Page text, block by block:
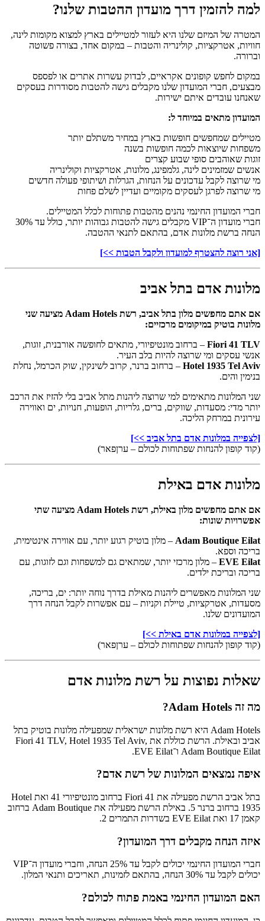
למה להזמין דרך מועדון ההטבות שלנו?
המטרה של המיזם שלנו היא לעזור למטיילים בארץ למצוא מקומות לינה,
חוויות, אטרקציות, קולינריה והטבות – במקום אחד, בצורה פשוטה
וברורה.
במקום לחפש קופונים אקראיים, לבדוק עשרות אתרים או לפספס
מבצעים, חברי המועדון שלנו מקבלים גישה להטבות מסודרות בעסקים
שאנחנו עובדים איתם ישירות.
המועדון מתאים במיוחד ל:
מטיילים שמחפשים חופשות בארץ במחיר משתלם יותר
משפחות שיוצאות לכמה חופשות בשנה
זוגות שאוהבים סופי שבוע קצרים
אנשים שמזמינים לינה, גלמפינג, מלונות, אטרקציות וקולינריה
מי שרוצה לקבל עדכונים על הנחות, הגרלות ושיתופי פעולה חדשים
מי שרוצה לפרגן לעסקים מקומיים ועדיין לשלם פחות
חברי המועדון החינמי נהנים מהטבות פתוחות לכלל המטיילים.
חברי מועדון ה־VIP מקבלים גישה להטבות גבוהות יותר, כולל עד 30%
הנחה ברשת מלונות אדם, בהתאם לתנאי ההטבה.
[אני רוצה להצטרף למועדון ולקבל הטבות >>]
מלונות אדם בתל אביב
אם אתם מחפשים מלון בתל אביב, רשת Adam Hotels מציעה שני
מלונות בוטיק במיקומים מרכזיים:
Fiori 41 TLV – ברחוב מונטיפיורי, מתאים לחופשה אורבנית, זוגות,
אנשי עסקים ומי שרוצה להיות בלב העיר.
Hotel 1935 Tel Aviv – ברחוב ברנר, קרוב לשינקין, שוק הכרמל, נחלת
בנימין והים.
שני המלונות מתאימים למי שרוצה ליהנות מתל אביב בלי להזיז את הרכב
יותר מדי: מסעדות, שווקים, ברים, גלריות, הופעות, חנויות, ים ואווירה
עירונית במרחק הליכה.
[לצפייה במלונות אדם בתל אביב >>]
(קוד קופון להנחות שפתוחות לכולם – ערןפאר)
מלונות אדם באילת
אם אתם מחפשים מלון באילת, רשת Adam Hotels מציעה שתי
אפשרויות שונות:
Adam Boutique Eilat – מלון בוטיק רגוע יותר, עם אווירה אינטימית,
בריכה וספא.
EVE Eilat – מלון מרכזי יותר, שמתאים גם למשפחות וגם לזוגות, עם
בריכה ובריכת ילדים.
שני המלונות מאפשרים ליהנות מאילת בדרך נוחה יותר: ים, בריכה,
מסעדות, אטרקציות, טיילת וקניות – עם אפשרות לקבל הנחה דרך
המועדונים שלנו.
[לצפייה במלונות אדם באילת >>]
(קוד קופון להנחות שפתוחות לכולם – ערןפאר)
שאלות נפוצות על רשת מלונות אדם
מה זה Adam Hotels?
Adam Hotels היא רשת מלונות ישראלית שמפעילה מלונות בוטיק בתל
אביב ובאילת. הרשת כוללת את Fiori 41 TLV, Hotel 1935 Tel Aviv,
Adam Boutique Eilat ו־EVE Eilat.
איפה נמצאים המלונות של רשת אדם?
בתל אביב הרשת מפעילה את Fiori 41 ברחוב מונטיפיורי 41 ואת Hotel
1935 ברחוב ברנר 5. באילת הרשת מפעילה את Adam Boutique ברחוב
קאמן 17 ואת EVE Eilat בשדרות התמרים 2.
איזה הנחה מקבלים דרך המועדון?
חברי המועדון החינמי יכולים לקבל עד 25% הנחה, וחברי מועדון ה־VIP
יכולים לקבל עד 30% הנחה, בהתאם לזמינות, תאריכים ותנאי המלון.
האם המועדון החינמי באמת פתוח לכולם?